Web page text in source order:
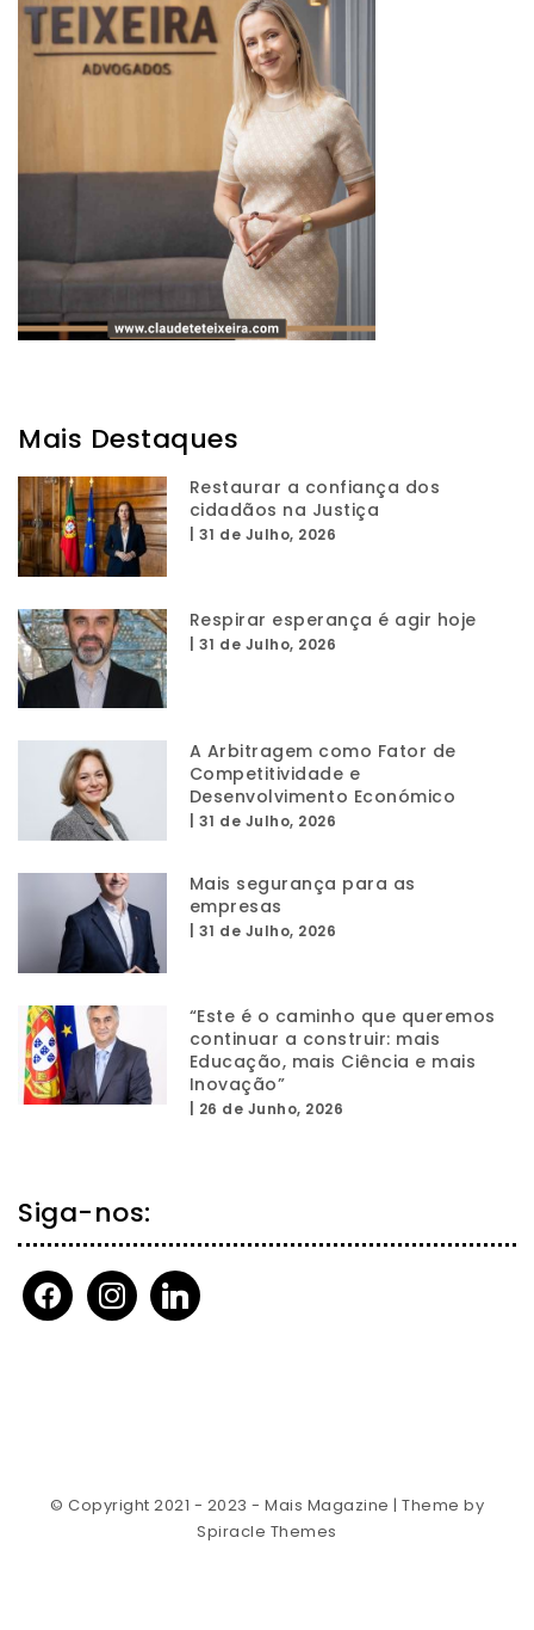
Mais Destaques
Restaurar a confiança dos
cidadãos na Justiça
31 de Julho, 2026
Respirar esperança é agir hoje
31 de Julho, 2026
A Arbitragem como Fator de
Competitividade e
Desenvolvimento Económico
31 de Julho, 2026
Mais segurança para as
empresas
31 de Julho, 2026
“Este é o caminho que queremos
continuar a construir: mais
Educação, mais Ciência e mais
Inovação”
26 de Junho, 2026
Siga-nos:
facebookinstagramlinkedin
© Copyright 2021 - 2023 - Mais Magazine | Theme by
Spiracle Themes